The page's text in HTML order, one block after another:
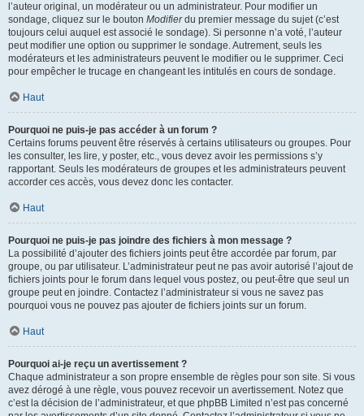
l’auteur original, un modérateur ou un administrateur. Pour modifier un
sondage, cliquez sur le bouton Modifierdu premier message du sujet (c’est
toujours celui auquel est associé le sondage). Si personne n’a voté, l’auteur
peut modifier une option ou supprimer le sondage. Autrement, seuls les
modérateurs et les administrateurs peuvent le modifier ou le supprimer. Ceci
pour empêcher le trucage en changeant les intitulés en cours de sondage.
Haut
Pourquoi ne puis-je pas accéder à un forum ?
Certains forums peuvent être réservés à certains utilisateurs ou groupes. Pour
les consulter, les lire, y poster, etc., vous devez avoir les permissions s’y
rapportant. Seuls les modérateurs de groupes et les administrateurs peuvent
accorder ces accès, vous devez donc les contacter.
Haut
Pourquoi ne puis-je pas joindre des fichiers à mon message ?
La possibilité d’ajouter des fichiers joints peut être accordée par forum, par
groupe, ou par utilisateur. L’administrateur peut ne pas avoir autorisé l’ajout de
fichiers joints pour le forum dans lequel vous postez, ou peut-être que seul un
groupe peut en joindre. Contactez l’administrateur si vous ne savez pas
pourquoi vous ne pouvez pas ajouter de fichiers joints sur un forum.
Haut
Pourquoi ai-je reçu un avertissement ?
Chaque administrateur a son propre ensemble de règles pour son site. Si vous
avez dérogé à une règle, vous pouvez recevoir un avertissement. Notez que
c’est la décision de l’administrateur, et que phpBB Limited n’est pas concerné